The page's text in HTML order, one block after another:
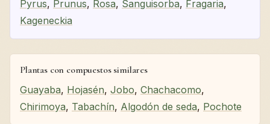
Pyrus, Prunus, Rosa, Sanguisorba, Fragaria,
Kageneckia
Plantas con compuestos similares
Guayaba, Hojasén, Jobo, Chachacomo,
Chirimoya, Tabachín, Algodón de seda, Pochote